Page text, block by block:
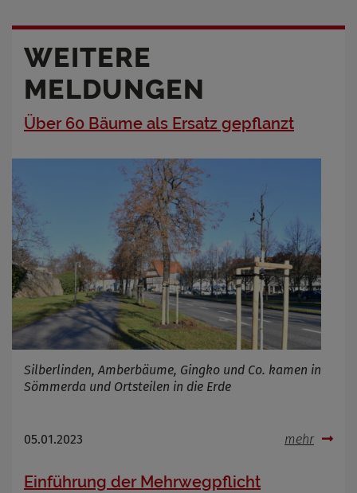
WEITERE
MELDUNGEN
Über 60 Bäume als Ersatz gepflanzt
Silberlinden, Amberbäume, Gingko und Co. kamen in
Sömmerda und Ortsteilen in die Erde
05.01.2023 mehr
Einführung der Mehrwegpflicht